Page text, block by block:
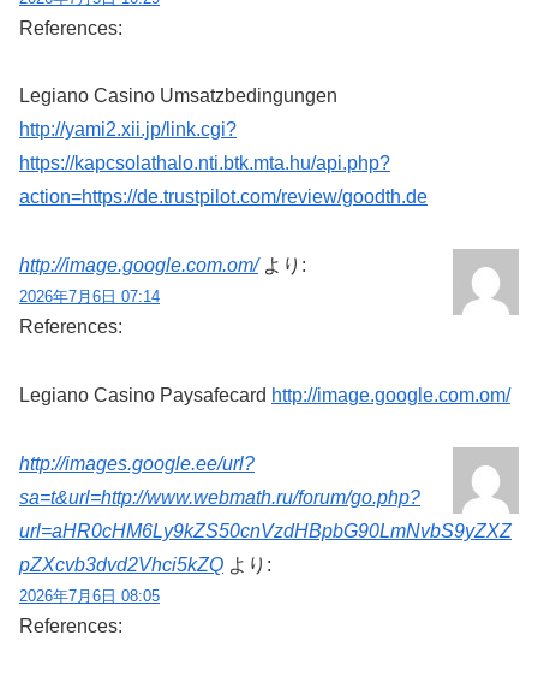
References:
Legiano Casino Umsatzbedingungen
http://yami2.xii.jp/link.cgi?
https://kapcsolathalo.nti.btk.mta.hu/api.php?
action=https://de.trustpilot.com/review/goodth.de
http://image.google.com.om/ より:
2026年7月6日 07:14
References:
Legiano Casino Paysafecard http://image.google.com.om/
http://images.google.ee/url?
sa=t&url=http://www.webmath.ru/forum/go.php?
url=aHR0cHM6Ly9kZS50cnVzdHBpbG90LmNvbS9yZXZ
pZXcvb3dvd2Vhci5kZQ より:
2026年7月6日 08:05
References: